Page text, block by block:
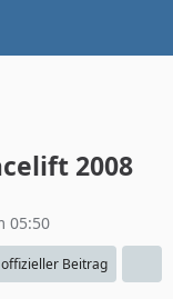
2008
05:50
offizieller Beitrag